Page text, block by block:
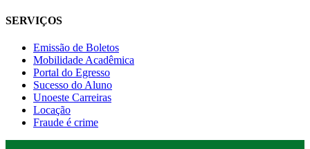
SERVIÇOS
Emissão de Boletos
Mobilidade Acadêmica
Portal do Egresso
Sucesso do Aluno
Unoeste Carreiras
Locação
Fraude é crime